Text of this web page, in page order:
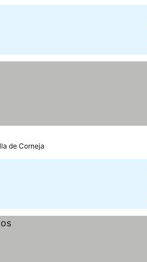
de Corneja